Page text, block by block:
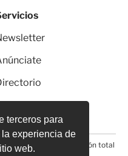
terceros para
experiencia de
web.
Prohibida la reproducción total
medio electrónico*